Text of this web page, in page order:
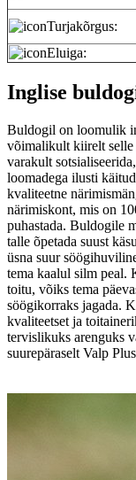
Turjakõrgus:
Eluiga:
Inglise
Buldogil on loomulik
võimalikult kiirelt selle
varakult
loomadega ilusti
kvaliteetne
närimiskont, mis on
puhastada. Buldogile
talle õpetada suust
üsna suur
tema kaalul silm peal.
toitu, võiks tema
söögikorraks jagada.
kvaliteetset ja
tervislikuks arenguks
suurepäraselt Valp